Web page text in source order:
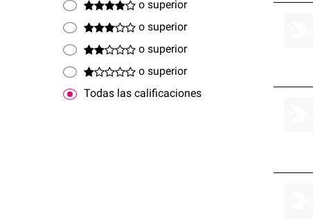
o superior
o superior
o superior
o superior
Todas las calificaciones